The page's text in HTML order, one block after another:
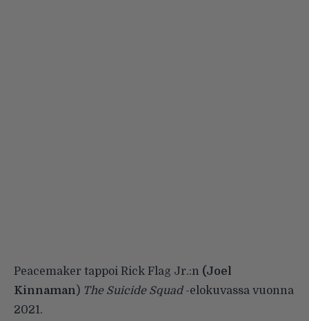
Peacemaker tappoi Rick Flag Jr.:n (Joel
Kinnaman) The Suicide Squad-elokuvassa vuonna
2021.